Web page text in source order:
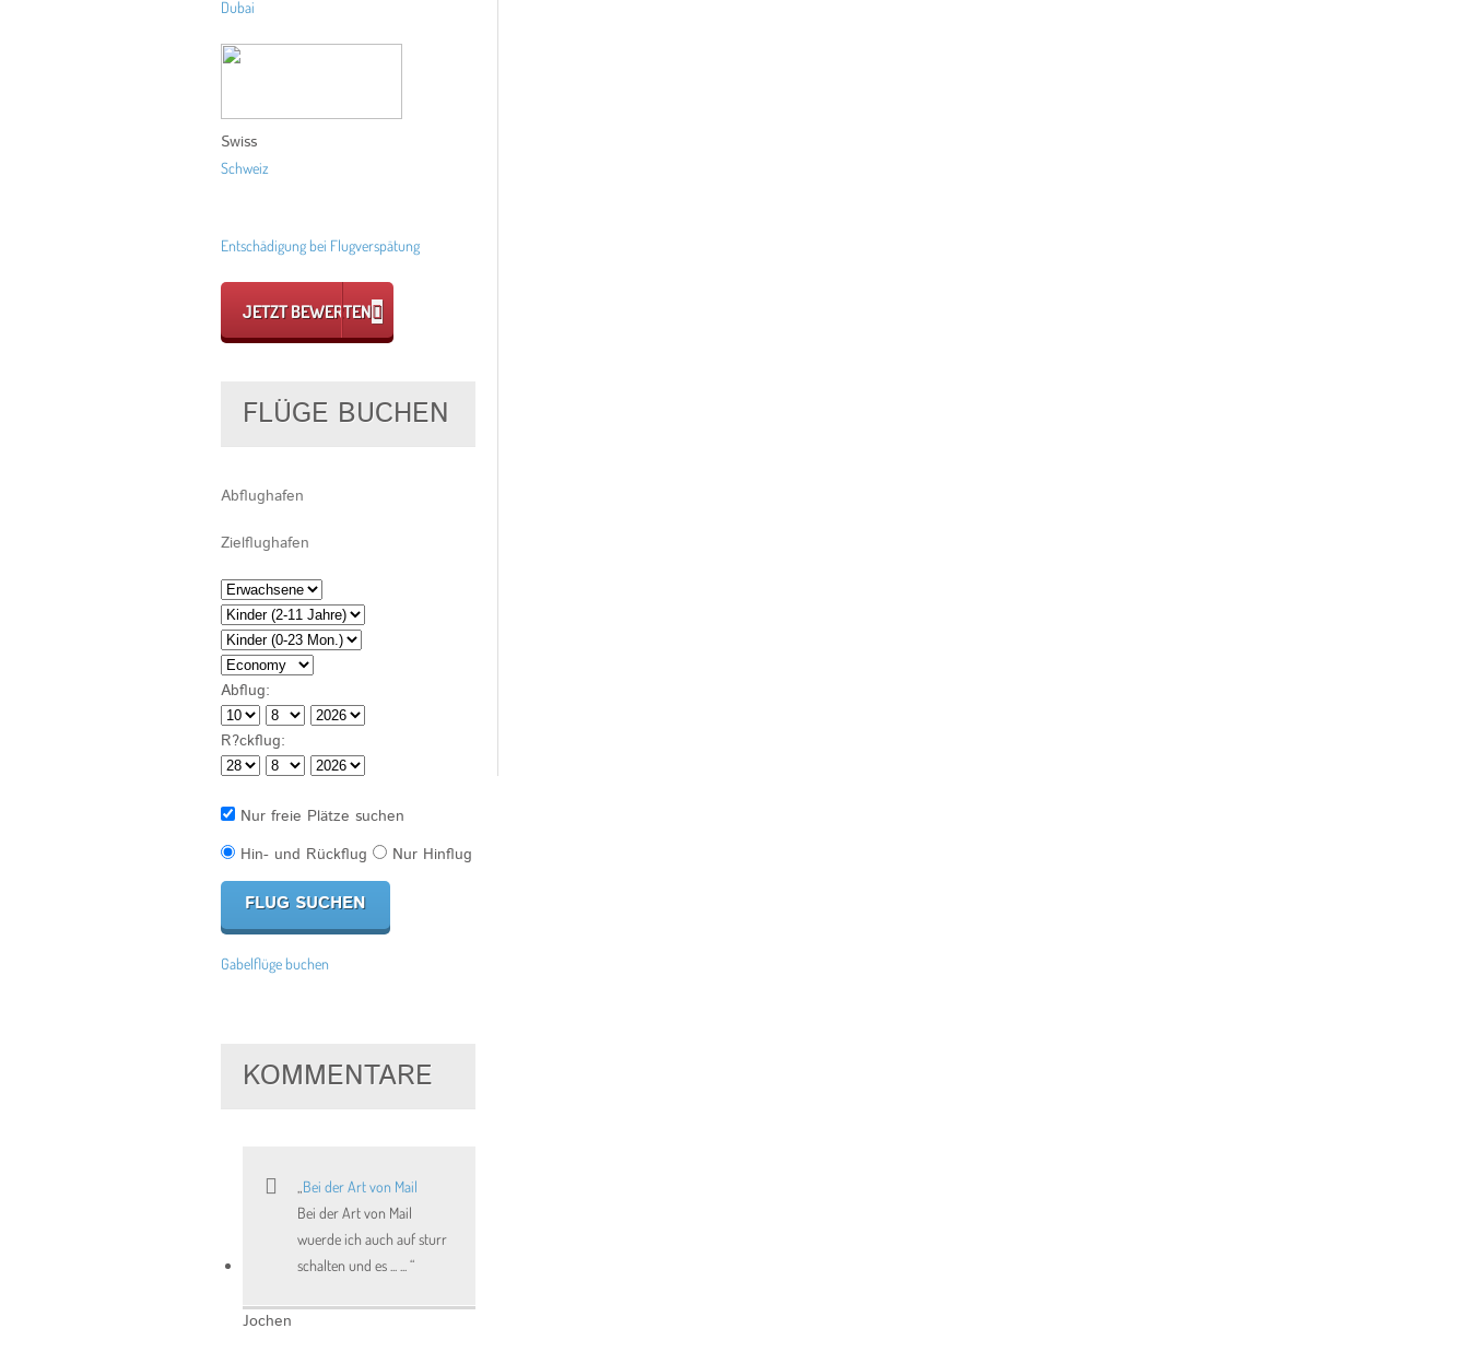
Dubai
Swiss
Schweiz
Entschädigung bei Flugverspätung
JETZT BEWERTEN
FLÜGE BUCHEN
Abflug:
R?ckflug:
Nur freie Plätze suchen
Hin- und Rückflug
Nur Hinflug
Gabelflüge buchen
KOMMENTARE
Bei der Art von Mail
Bei der Art von Mail
wuerde ich auch auf sturr
schalten und es ... ...
Jochen